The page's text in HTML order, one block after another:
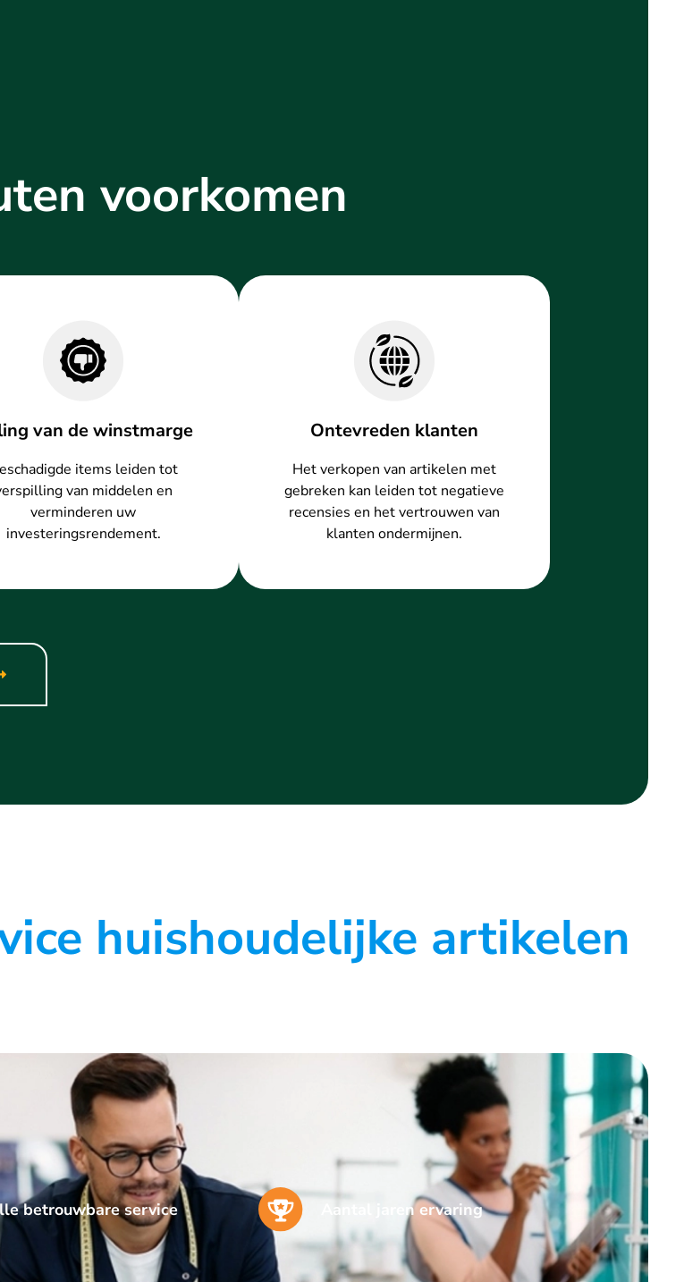
voorkomen
van de winstmarge
items leiden tot
van middelen en
verminderen uw
investeringsrendement.
Ontevreden klanten
Het verkopen van artikelen met
gebreken kan leiden tot negatieve
recensies en het vertrouwen van
klanten ondermijnen.
huishoudelijke artikelen
betrouwbare service Aantal jaren ervaring